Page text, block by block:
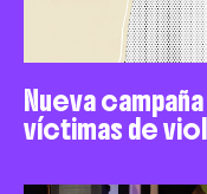
Nueva
víctimas de